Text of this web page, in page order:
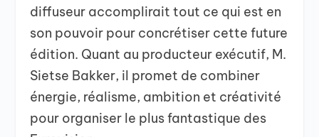
diffuseur accomplirait tout ce qui est en
son pouvoir pour concrétiser cette future
édition. Quant au producteur exécutif, M.
Sietse Bakker, il promet de combiner
énergie, réalisme, ambition et créativité
pour organiser le plus fantastique des